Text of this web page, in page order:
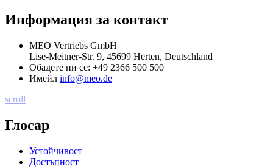
Информация за контакт
MEO Vertriebs GmbH
Lise-Meitner-Str. 9, 45699 Herten, Deutschland
Обадете ни се: +49 2366 500 500
Имейл info@meo.de
scroll
Глосар
Устойчивост
Достъпност